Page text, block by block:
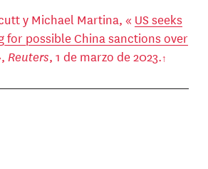
y Michael Martina, « US seeks
for possible China sanctions over
Reuters, 1 de marzo de 2023.